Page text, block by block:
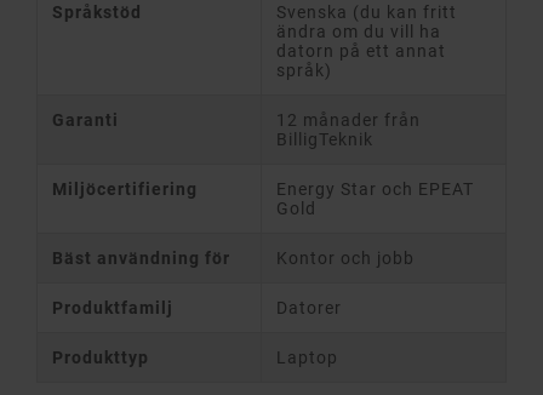
Språkstöd
Svenska (du kan fritt
ändra om du vill ha
datorn på ett annat
språk)
Garanti
12 månader från
BilligTeknik
Miljöcertifiering
Energy Star och EPEAT
Gold
Bäst användning för Kontor och jobb
Produktfamilj Datorer
Produkttyp Laptop